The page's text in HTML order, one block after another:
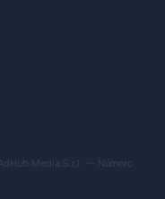
Media S.r.l. — Número